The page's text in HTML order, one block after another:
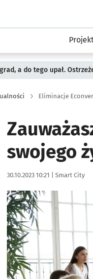
a do tego upał.
Eliminacje
swojego
Data publikacji:
30.10.2023 10:21 | Autor:
Smart City
Kliknij, aby powiększyć